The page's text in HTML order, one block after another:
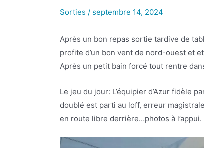
Sorties / septembre 14, 2024
Après un bon repas sortie tardive de
profite d’un bon vent de nord-ouest et
Après un petit bain forcé tout rentre
Le jeu du jour: L’équipier d’Azur fidèle
doublé est parti au loff, erreur
en route libre derrière…photos à